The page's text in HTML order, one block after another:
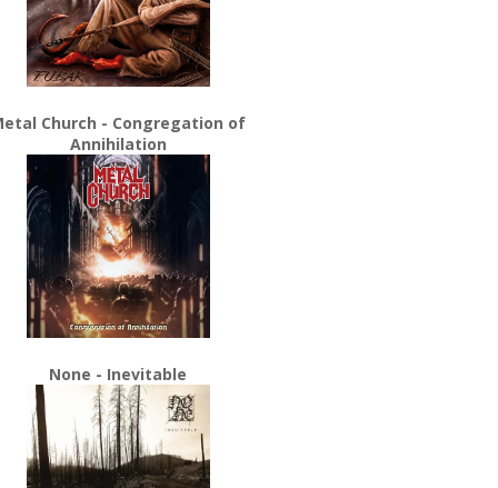
Church - Congregation of
Annihilation
None - Inevitable